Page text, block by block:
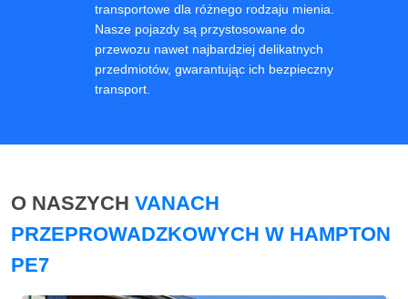
transportowe dla różnego rodzaju mienia.
Nasze pojazdy są przystosowane do
przewozu nawet najbardziej delikatnych
przedmiotów, gwarantując ich bezpieczny
transport.
O NASZYCH VANACH
PRZEPROWADZKOWYCH W HAMPTON
PE7